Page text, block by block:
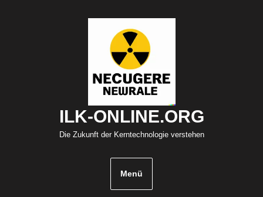
ILK-ONLINE.ORG
Die Zukunft der Kerntechnologie verstehen
Menü